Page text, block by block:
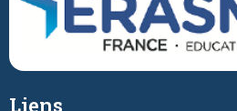
Liens